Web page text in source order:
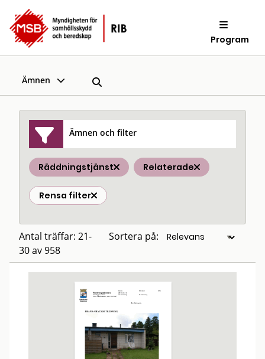
Program
Ämnen
Ämnen och filter
Räddningstjänst Relaterade
Rensa filter
Antal träffar: 21-
30 av 958
Sortera på: